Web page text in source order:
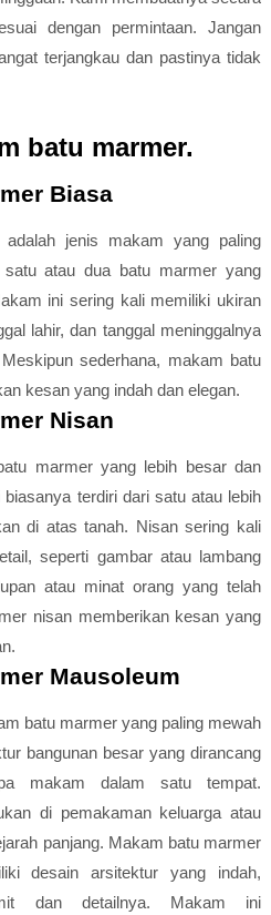
dengan permintaan. Jangan
terjangkau dan pastinya tidak
batu marmer.
Biasa
jenis makam yang paling
atau dua batu marmer yang
ini sering kali memiliki ukiran
lahir, dan tanggal meninggalnya
sederhana, makam batu
kesan yang indah dan elegan.
Nisan
marmer yang lebih besar dan
terdiri dari satu atau lebih
di atas tanah. Nisan sering kali
seperti gambar atau lambang
atau minat orang yang telah
nisan memberikan kesan yang
Mausoleum
batu marmer yang paling mewah
bangunan besar yang dirancang
makam dalam satu tempat.
di pemakaman keluarga atau
panjang. Makam batu marmer
desain arsitektur yang indah,
dan detailnya. Makam ini